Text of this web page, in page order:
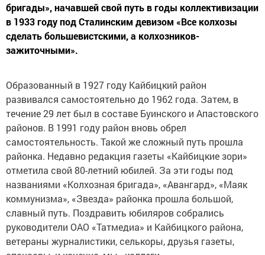
бригады», начавшей свой путь в годы коллективизации
в 1933 году под Сталинским девизом «Все колхозы
сделать большевистскими, а колхозников-
зажиточными».
Образованный в 1927 году Кайбицкий район
развивался самостоятельно до 1962 года. Затем, в
течение 29 лет был в составе Буинского и Апастовского
районов. В 1991 году район вновь обрел
самостоятельность. Такой же сложный путь прошла
районка. Недавно редакция газеты «Кайбицкие зори»
отметила свой 80-летний юбилей. За эти годы под
названиями «Колхозная бригада», «Авангард», «Маяк
коммунизма», «Звезда» районка прошла большой,
славный путь. Поздравить юбиляров собрались
руководители ОАО «Татмедиа» и Кайбицкого района,
ветераны журналистики, селькоры, друзья газеты,